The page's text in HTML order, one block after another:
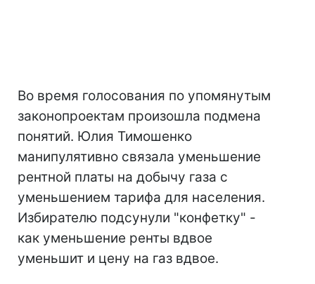
Во время голосования по упомянутым
законопроектам произошла подмена
понятий. Юлия Тимошенко
манипулятивно связала уменьшение
рентной платы на добычу газа с
уменьшением тарифа для населения.
Избирателю подсунули "конфетку" -
как уменьшение ренты вдвое
уменьшит и цену на газ вдвое.